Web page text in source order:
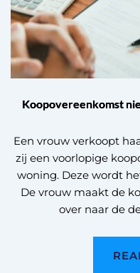
Koopovereenkomst
Een vrouw verkoopt
zij een voorlopige
woning. Deze wordt
De vrouw maakt de
over naar de